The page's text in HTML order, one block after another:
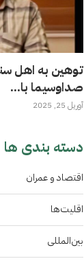
توهین به اهل
صداوسیما با...
آوریل 25, 2025
دسته بندی ها
اقتصاد و عمران
اقلیت‌ها
بین‌المللی